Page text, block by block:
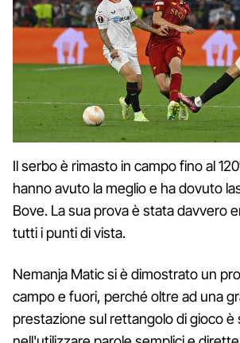
Il serbo è rimasto in campo fino al
hanno avuto la meglio e ha dovuto
Bove. La sua prova è stata davvero
tutti i punti di vista.
Nemanja Matic si è dimostrato un
campo e fuori, perché oltre ad una
prestazione sul rettangolo di gioco è